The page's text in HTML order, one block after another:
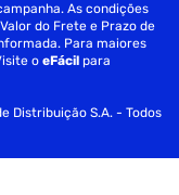
As condições
do Frete e Prazo de
Para maiores
oeFácil para
Distribuição S.A. - Todos